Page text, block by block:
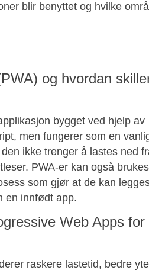
blir benyttet og hvilke
og hvordan
bygget ved hjelp av
men fungerer som en
ikke trenger å lastes ned
PWA-er kan også
som gjør at de kan
en innfødt app.
Web Apps for
raskere lastetid, bedre